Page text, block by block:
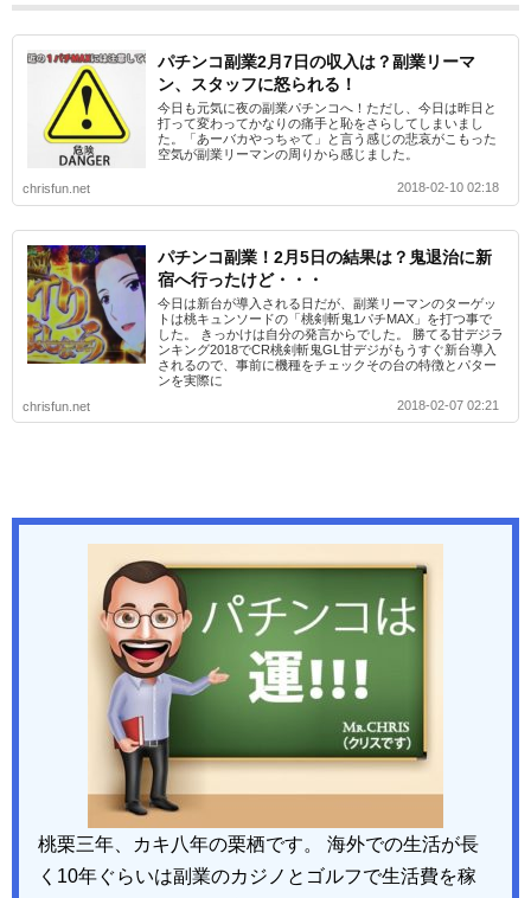
パチンコ副業2月7日の収入は？副業リーマ
ン、スタッフに怒られる！
今日も元気に夜の副業パチンコへ！ただし、今日は昨日と
打って変わってかなりの痛手と恥をさらしてしまいまし
た。「あーバカやっちゃて」と言う感じの悲哀がこもった
空気が副業リーマンの周りから感じました。
chrisfun.net 2018-02-10 02:18
パチンコ副業！2月5日の結果は？鬼退治に新
宿へ行ったけど・・・
今日は新台が導入される日だが、副業リーマンのターゲッ
トは桃キュンソードの「桃剣斬鬼1パチMAX」を打つ事で
した。 きっかけは自分の発言からでした。 勝てる甘デジラ
ンキング2018でCR桃剣斬鬼GL甘デジがもうすぐ新台導入
されるので、事前に機種をチェックその台の特徴とパター
ンを実際に
chrisfun.net
2018-02-07 02:21
桃栗三年、カキ八年の栗栖です。 海外での生活が長
く10年ぐらいは副業のカジノとゴルフで生活費を稼